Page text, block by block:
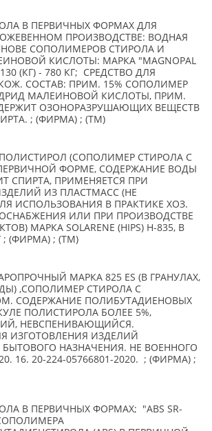
В ПЕРВИЧНЫХ ФОРМАХ ДЛЯ
ПРОИЗВОДСТВЕ: ВОДНАЯ
СОПОЛИМЕРОВ СТИРОЛА И
КИСЛОТЫ: МАРКА "MAGNOPAL
(КГ) - 780 КГ; СРЕДСТВО ДЛЯ
СОСТАВ: ПРИМ. 15% СОПОЛИМЕР
МАЛЕИНОВОЙ КИСЛОТЫ, ПРИМ.
ОЗОНОРАЗРУШАЮЩИХ ВЕЩЕСТВ
; (ФИРМА) ; (TM)
(СОПОЛИМЕР СТИРОЛА С
ФОРМЕ, СОДЕРЖАНИЕ ВОДЫ
СПИРТА, ПРИМЕНЯЕТСЯ ПРИ
ИЗ ПЛАСТМАСС (НЕ
ИСПОЛЬЗОВАНИЯ В ПРАКТИКЕ ХОЗ.
ИЛИ ПРИ ПРОИЗВОДСТВЕ
МАРКА SOLARENE (HIPS) H-835, В
(ФИРМА) ; (TM)
МАРКА 825 ES (В ГРАНУЛАХ,
,СОПОЛИМЕР СТИРОЛА С
СОДЕРЖАНИЕ ПОЛИБУТАДИЕНОВЫХ
ПОЛИСТИРОЛА БОЛЕЕ 5%,
НЕВСПЕНИВАЮЩИЙСЯ.
ИЗГОТОВЛЕНИЯ ИЗДЕЛИЙ
НАЗНАЧЕНИЯ. НЕ ВОЕННОГО
16. 20-224-05766801-2020. ; (ФИРМА) ;
В ПЕРВИЧНЫХ ФОРМАХ; "ABS SR-